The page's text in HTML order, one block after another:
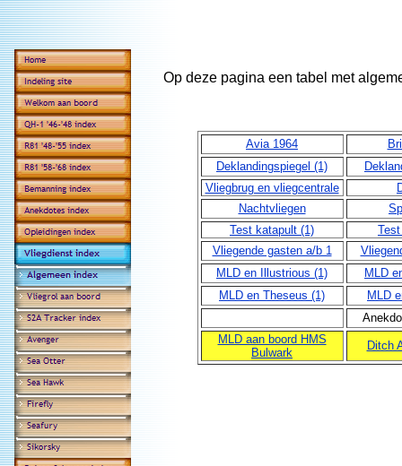
Op deze pagina een tabel met
Avia 1964
Deklandingspiegel (1)
Vliegbrug en vliegcentrale
Nachtvliegen
Test katapult (1)
Vliegende gasten a/b 1
MLD en Illustrious (1)
MLD
MLD en Theseus (1)
MLD
MLD aan boord HMS
Bulwark
Ditch